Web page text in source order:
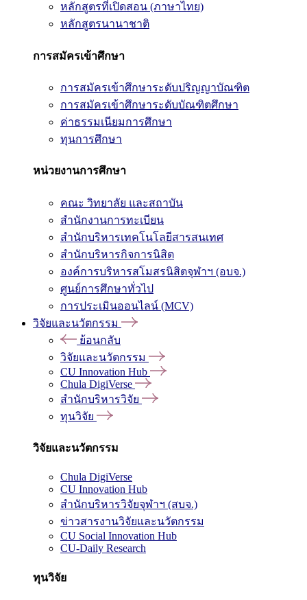
หลักสูตรที่เปิดสอน (ภาษาไทย)
หลักสูตรนานาชาติ
การสมัครเข้าศึกษา
การสมัครเข้าศึกษาระดับปริญญาบัณฑิต
การสมัครเข้าศึกษาระดับบัณฑิตศึกษา
ค่าธรรมเนียมการศึกษา
ทุนการศึกษา
หน่วยงานการศึกษา
คณะ วิทยาลัย และสถาบัน
สำนักงานการทะเบียน
สำนักบริหารเทคโนโลยีสารสนเทศ
สำนักบริหารกิจการนิสิต
องค์การบริหารสโมสรนิสิตจุฬาฯ (อบจ.)
ศูนย์การศึกษาทั่วไป
การประเมินออนไลน์ (MCV)
วิจัยและนวัตกรรม
ย้อนกลับ
วิจัยและนวัตกรรม
CU Innovation Hub
Chula DigiVerse
สำนักบริหารวิจัย
ทุนวิจัย
วิจัยและนวัตกรรม
Chula DigiVerse
CU Innovation Hub
สำนักบริหารวิจัยจุฬาฯ (สบจ.)
ข่าวสารงานวิจัยและนวัตกรรม
CU Social Innovation Hub
CU-Daily Research
ทุนวิจัย